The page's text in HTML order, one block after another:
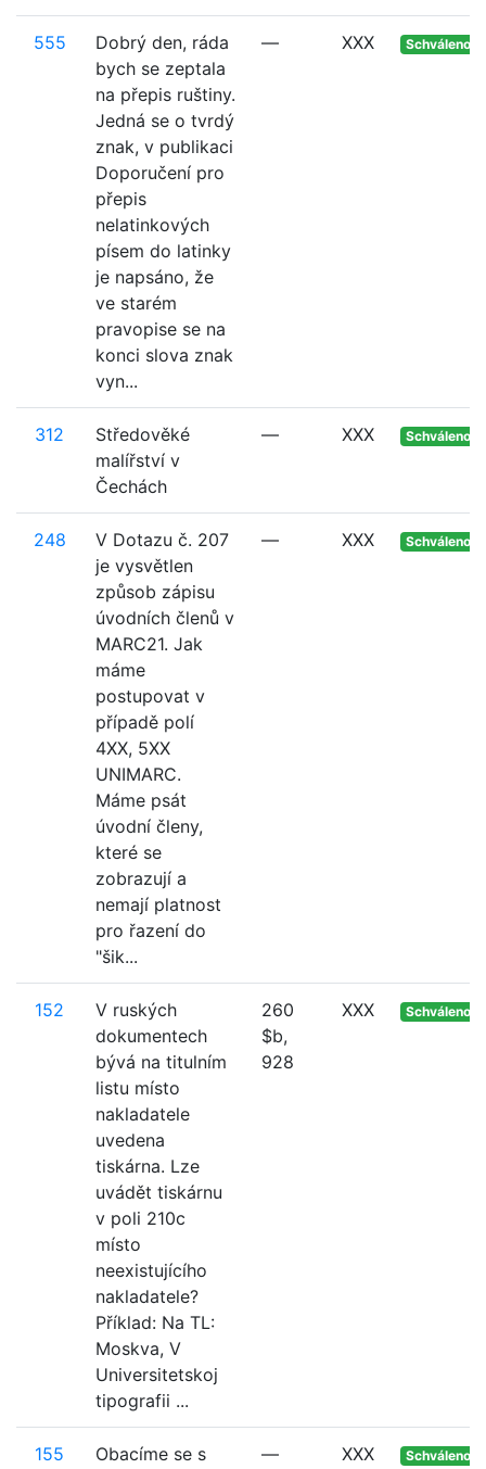
555
Dobrý den, ráda
bych se zeptala
na přepis ruštiny.
Jedná se o tvrdý
znak, v publikaci
Doporučení pro
přepis
nelatinkových
písem do latinky
je napsáno, že
ve starém
pravopise se na
konci slova znak
vyn...
— XXX Schváleno
312
Středověké
malířství v
Čechách
— XXX Schváleno
248
V Dotazu č. 207
je vysvětlen
způsob zápisu
úvodních členů v
MARC21. Jak
máme
postupovat v
případě polí
4XX, 5XX
UNIMARC.
Máme psát
úvodní členy,
které se
zobrazují a
nemají platnost
pro řazení do
"šik...
— XXX Schváleno
152
V ruských
dokumentech
bývá na titulním
listu místo
nakladatele
uvedena
tiskárna. Lze
uvádět tiskárnu
v poli 210c
místo
neexistujícího
nakladatele?
Příklad: Na TL:
Moskva, V
Universitetskoj
tipografii ...
260
$b,
928
XXX Schváleno
155
Obacíme se s
— XXX Schváleno